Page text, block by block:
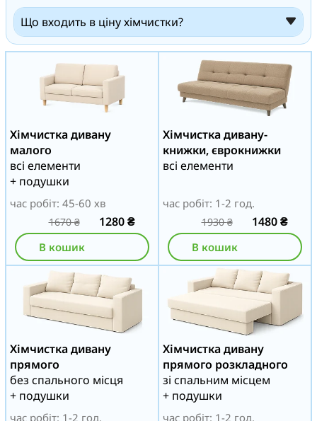
Що входить в ціну хімчистки?
Хімчистка дивану
малого
всі елементи
+ подушки
час робіт: 45-60 хв
1670₴ 1280₴
В кошик
Хімчистка дивану-
книжки, єврокнижки
всі елементи
час робіт: 1-2 год.
1930₴ 1480₴
В кошик
Хімчистка дивану
прямого
без спального місця
+ подушки
час робіт: 1-2 год.
Хімчистка дивану
прямого розкладного
зі спальним місцем
+ подушки
час робіт: 1-2 год.